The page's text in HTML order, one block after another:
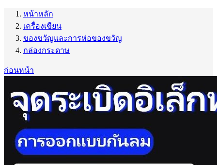
หน้าหลัก
เครื่องเขียน
ของขวัญและการห่อของขวัญ
กล่องกระดาษ
ก่อนหน้า